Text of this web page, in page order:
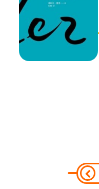
切
換